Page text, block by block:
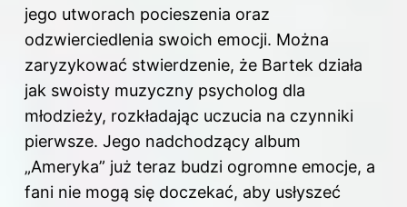
jego utworach pocieszenia oraz
odzwierciedlenia swoich emocji. Można
zaryzykować stwierdzenie, że Bartek działa
jak swoisty muzyczny psycholog dla
młodzieży, rozkładając uczucia na czynniki
pierwsze. Jego nadchodzący album
„Ameryka” już teraz budzi ogromne emocje, a
fani nie mogą się doczekać, aby usłyszeć